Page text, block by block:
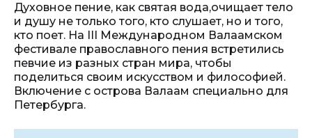
Духовное пение, как святая вода,очищает тело
и душу не только того, кто слушает, но и того,
кто поет. На III Международном Валаамском
фестивале православного пения встретились
певчие из разных стран мира, чтобы
поделиться своим искусством и философией.
Включение с острова Валаам специально для
Петербурга.